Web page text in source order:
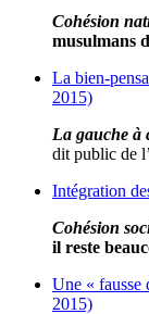
Cohésion
musulmans
La bien-
2015)
La gauche à
dit public de
Intégration
Cohésion
il reste
Une « fausse
2015)